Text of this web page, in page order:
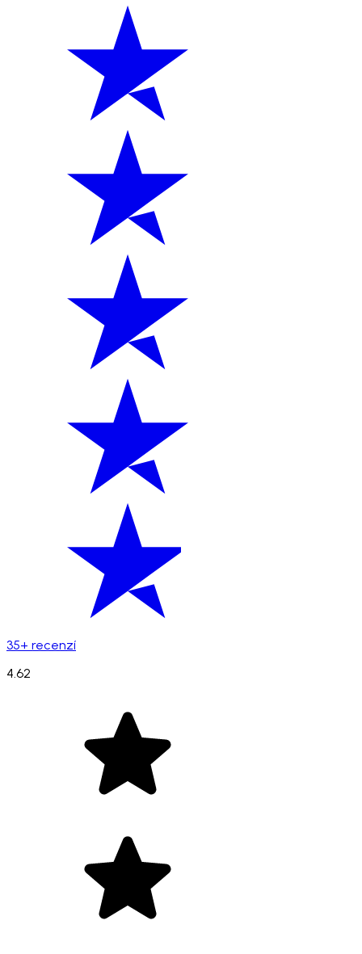
35+ recenzí
4.62